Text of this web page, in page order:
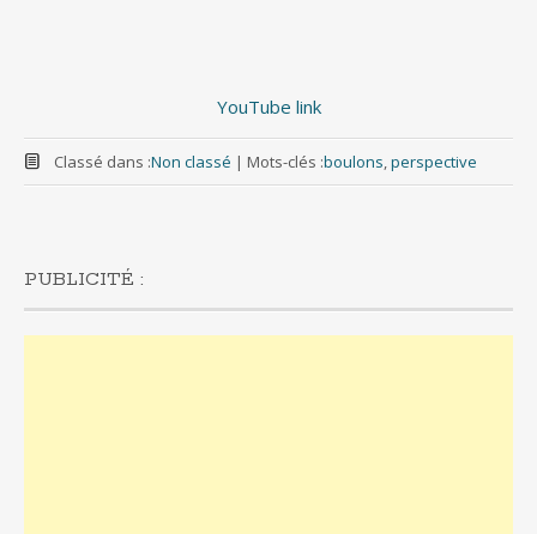
YouTube link
Classé dans :Non classé | Mots-clés :boulons,perspective
PUBLICITÉ :